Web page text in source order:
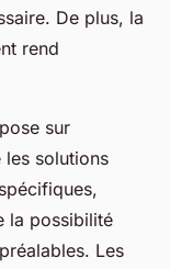
De plus, la
rend
sur
les solutions
la possibilité
Les